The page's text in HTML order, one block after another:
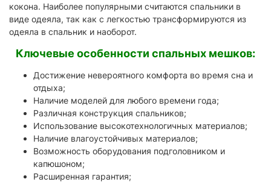
кокона. Наиболее популярными считаются спальники в
виде одеяла, так как с легкостью трансформируются из
одеяла в спальник и наоборот.
Ключевые особенности спальных мешков:
Достижение невероятного комфорта во время сна и
отдыха;
Наличие моделей для любого времени года;
Различная конструкция спальников;
Использование высокотехнологичных материалов;
Наличие влагоустойчивых материалов;
Возможность оборудования подголовником и
капюшоном;
Расширенная гарантия;